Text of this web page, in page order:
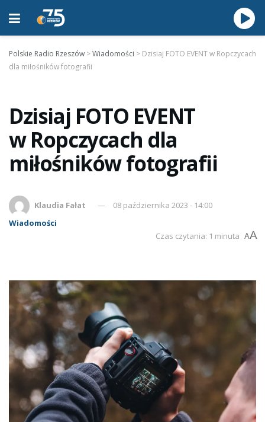
Polskie Radio Rzeszów >Wiadomości > Dzisiaj FOTO EVENT w Ropczycach
dla miłośników fotografii
Dzisiaj FOTO EVENT
w Ropczycach dla
miłośników fotografii
Klaudia Fałat
08 października 2023 - 14:00
Wiadomości
Czas czytania: 1 minuta AA